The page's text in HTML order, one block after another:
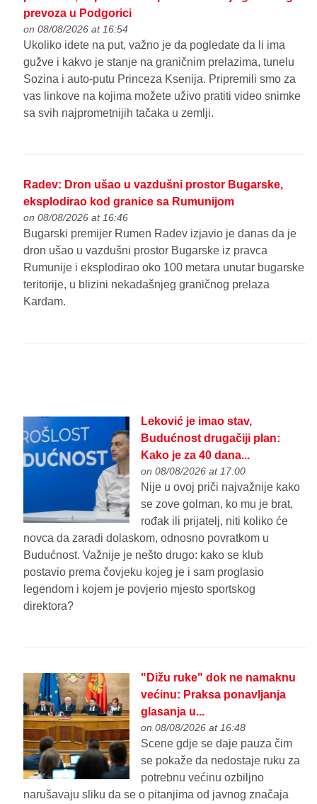
prevoza u Podgorici
on 08/08/2026 at 16:54
Ukoliko idete na put, važno je da pogledate da li ima
gužve i kakvo je stanje na graničnim prelazima, tunelu
Sozina i auto-putu Princeza Ksenija. Pripremili smo za
vas linkove na kojima možete uživo pratiti video snimke
sa svih najprometnijih tačaka u zemlji.
Radev: Dron ušao u vazdušni prostor Bugarske,
eksplodirao kod granice sa Rumunijom
on 08/08/2026 at 16:46
Bugarski premijer Rumen Radev izjavio je danas da je
dron ušao u vazdušni prostor Bugarske iz pravca
Rumunije i eksplodirao oko 100 metara unutar bugarske
teritorije, u blizini nekadašnjeg graničnog prelaza
Kardam.
Leković je imao stav,
Budućnost drugačiji plan:
Kako je za 40 dana...
on 08/08/2026 at 17:00
Nije u ovoj priči najvažnije kako
se zove golman, ko mu je brat,
rođak ili prijatelj, niti koliko će
novca da zaradi dolaskom, odnosno povratkom u
Budućnost. Važnije je nešto drugo: kako se klub
postavio prema čovjeku kojeg je i sam proglasio
legendom i kojem je povjerio mjesto sportskog
direktora?
"Dižu ruke" dok ne namaknu
većinu: Praksa ponavljanja
glasanja u...
on 08/08/2026 at 16:48
Scene gdje se daje pauza čim
se pokaže da nedostaje ruku za
potrebnu većinu ozbiljno
narušavaju sliku da se o pitanjima od javnog značaja